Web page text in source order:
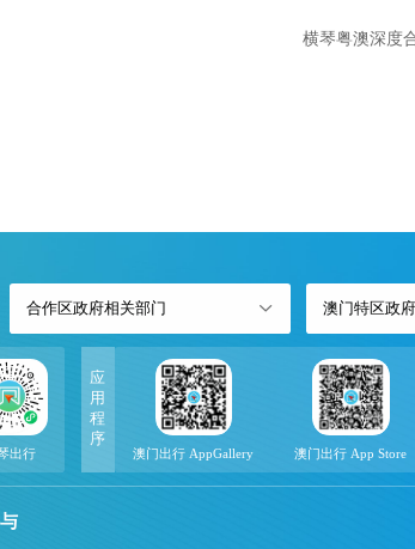
横琴粤澳深度合
合作区政府相关部门 澳门特区政
出行
应
用
程
序
澳门出行 AppGallery 澳门出行 App Store